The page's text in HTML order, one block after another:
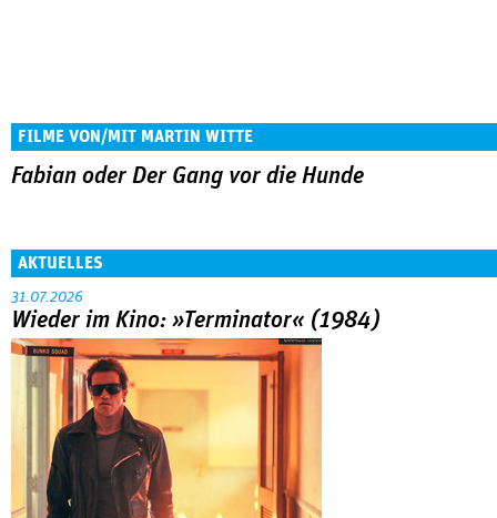
FILME VON/MIT MARTIN WITTE
Fabian oder Der Gang vor die Hunde
AKTUELLES
31.07.2026
Wieder im Kino: »Terminator« (1984)